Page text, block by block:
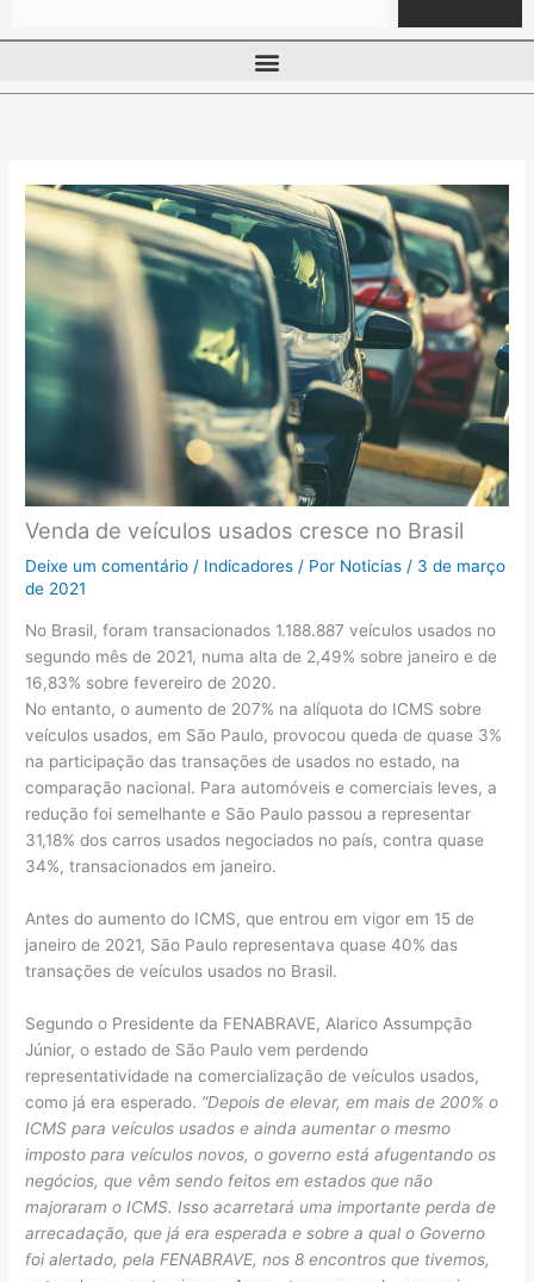
Venda de veículos usados cresce no Brasil
Deixe um comentário / Indicadores / Por Noticias / 3 de março
de 2021
No Brasil, foram transacionados 1.188.887 veículos usados no
segundo mês de 2021, numa alta de 2,49% sobre janeiro e de
16,83% sobre fevereiro de 2020.
No entanto, o aumento de 207% na alíquota do ICMS sobre
veículos usados, em São Paulo, provocou queda de quase 3%
na participação das transações de usados no estado, na
comparação nacional. Para automóveis e comerciais leves, a
redução foi semelhante e São Paulo passou a representar
31,18% dos carros usados negociados no país, contra quase
34%, transacionados em janeiro.
Antes do aumento do ICMS, que entrou em vigor em 15 de
janeiro de 2021, São Paulo representava quase 40% das
transações de veículos usados no Brasil.
Segundo o Presidente da FENABRAVE, Alarico Assumpção
Júnior, o estado de São Paulo vem perdendo
representatividade na comercialização de veículos usados,
como já era esperado. “Depois de elevar, em mais de 200% o
ICMS para veículos usados e ainda aumentar o mesmo
imposto para veículos novos, o governo está afugentando os
negócios, que vêm sendo feitos em estados que não
majoraram o ICMS. Isso acarretará uma importante perda de
arrecadação, que já era esperada e sobre a qual o Governo
foi alertado, pela FENABRAVE, nos 8 encontros que tivemos,